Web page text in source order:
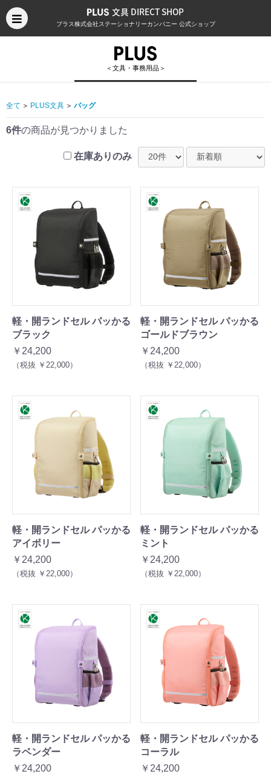
文具 DIRECT SHOP
プラス株式会社ステーショナリーカンパニー 公式ショップ
＜文具・事務用品＞
全て ＞ PLUS文具 ＞ バッグ
6件の商品が見つかりました
在庫ありのみ
軽・開ランドセル パッかる
ブラック
￥24,200
（税抜 ￥22,000）
軽・開ランドセル パッかる
ゴールドブラウン
￥24,200
（税抜 ￥22,000）
軽・開ランドセル パッかる
アイボリー
￥24,200
（税抜 ￥22,000）
軽・開ランドセル パッかる
ミント
￥24,200
（税抜 ￥22,000）
軽・開ランドセル パッかる
ラベンダー
￥24,200
軽・開ランドセル パッかる
コーラル
￥24,200